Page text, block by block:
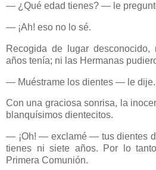
— ¿Qué edad tienes? — le
— ¡Ah! eso no lo sé.
Recogida de lugar
años tenía; ni las Hermanas
— Muéstrame los dientes — le dije.
Con una graciosa sonrisa, la
blanquísimos dientecitos.
— ¡Oh! — exclamé — tus dientes
tienes ni siete años. Por lo
Primera Comunión.